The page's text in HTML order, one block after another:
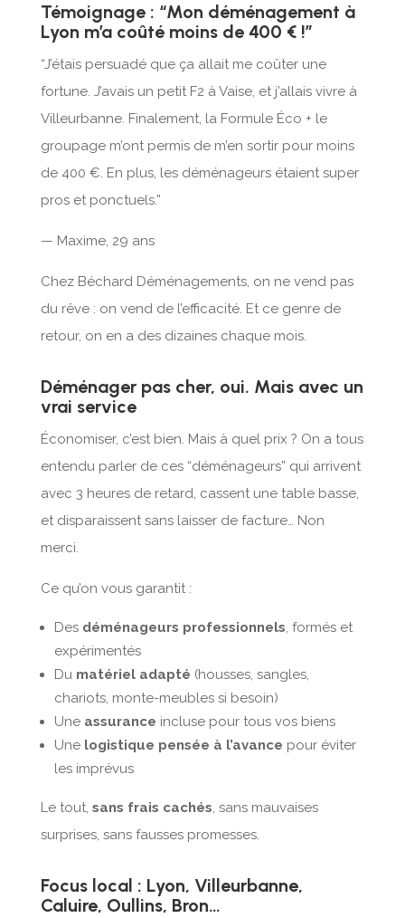
Témoignage : “Mon déménagement à
Lyon m’a coûté moins de 400 € !”
“J’étais persuadé que ça allait me coûter une
fortune. J’avais un petit F2 à Vaise, et j’allais vivre à
Villeurbanne. Finalement, la Formule Éco + le
groupage m’ont permis de m’en sortir pour moins
de 400 €. En plus, les déménageurs étaient super
pros et ponctuels.”
— Maxime, 29 ans
Chez Béchard Déménagements, on ne vend pas
du rêve : on vend de l’efficacité. Et ce genre de
retour, on en a des dizaines chaque mois.
Déménager pas cher, oui. Mais avec un
vrai service
Économiser, c’est bien. Mais à quel prix ? On a tous
entendu parler de ces “déménageurs” qui arrivent
avec 3 heures de retard, cassent une table basse,
et disparaissent sans laisser de facture… Non
merci.
Ce qu’on vous garantit :
Des déménageurs professionnels, formés et
expérimentés
Du matériel adapté (housses, sangles,
chariots, monte-meubles si besoin)
Une assurance incluse pour tous vos biens
Une logistique pensée à l’avance pour éviter
les imprévus
Le tout, sans frais cachés, sans mauvaises
surprises, sans fausses promesses.
Focus local : Lyon, Villeurbanne,
Caluire, Oullins, Bron…